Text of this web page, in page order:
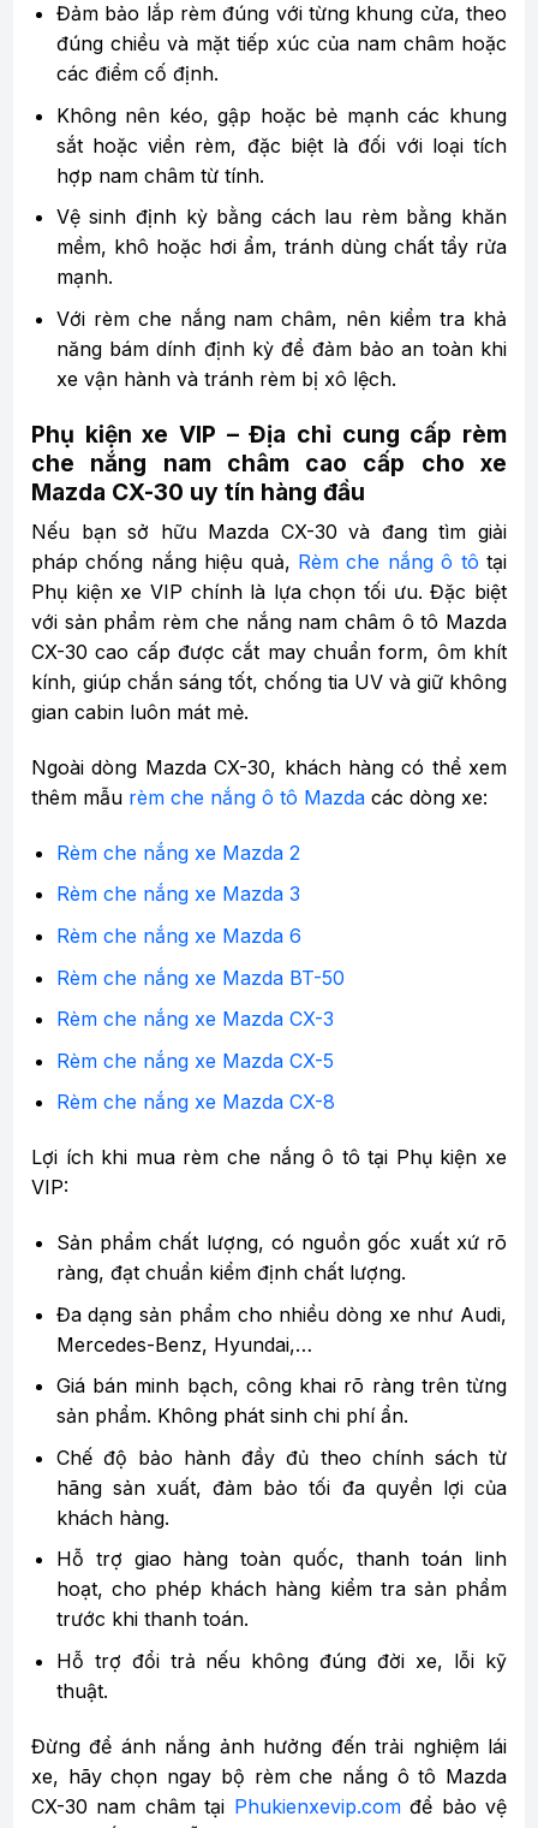
Đảm bảo lắp rèm đúng với từng khung cửa, theo
đúng chiều và mặt tiếp xúc của nam châm hoặc
các điểm cố định.
Không nên kéo, gập hoặc bẻ mạnh các khung
sắt hoặc viền rèm, đặc biệt là đối với loại tích
hợp nam châm từ tính.
Vệ sinh định kỳ bằng cách lau rèm bằng khăn
mềm, khô hoặc hơi ẩm, tránh dùng chất tẩy rửa
mạnh.
Với rèm che nắng nam châm, nên kiểm tra khả
năng bám dính định kỳ để đảm bảo an toàn khi
xe vận hành và tránh rèm bị xô lệch.
Phụ kiện xe VIP – Địa chỉ cung cấp rèm
che nắng nam châm cao cấp cho xe
Mazda CX-30 uy tín hàng đầu
Nếu bạn sở hữu Mazda CX-30 và đang tìm giải
pháp chống nắng hiệu quả, Rèm che nắng ô tô tại
Phụ kiện xe VIP chính là lựa chọn tối ưu. Đặc biệt
với sản phẩm rèm che nắng nam châm ô tô Mazda
CX-30 cao cấp được cắt may chuẩn form, ôm khít
kính, giúp chắn sáng tốt, chống tia UV và giữ không
gian cabin luôn mát mẻ.
Ngoài dòng Mazda CX-30, khách hàng có thể xem
thêm mẫu rèm che nắng ô tô Mazda các dòng xe:
Rèm che nắng xe Mazda 2
Rèm che nắng xe Mazda 3
Rèm che nắng xe Mazda 6
Rèm che nắng xe Mazda BT-50
Rèm che nắng xe Mazda CX-3
Rèm che nắng xe Mazda CX-5
Rèm che nắng xe Mazda CX-8
Lợi ích khi mua rèm che nắng ô tô tại Phụ kiện xe
VIP:
Sản phẩm chất lượng, có nguồn gốc xuất xứ rõ
ràng, đạt chuẩn kiểm định chất lượng.
Đa dạng sản phẩm cho nhiều dòng xe như Audi,
Mercedes-Benz, Hyundai,…
Giá bán minh bạch, công khai rõ ràng trên từng
sản phẩm. Không phát sinh chi phí ẩn.
Chế độ bảo hành đầy đủ theo chính sách từ
hãng sản xuất, đảm bảo tối đa quyền lợi của
khách hàng.
Hỗ trợ giao hàng toàn quốc, thanh toán linh
hoạt, cho phép khách hàng kiểm tra sản phẩm
trước khi thanh toán.
Hỗ trợ đổi trả nếu không đúng đời xe, lỗi kỹ
thuật.
Đừng để ánh nắng ảnh hưởng đến trải nghiệm lái
xe, hãy chọn ngay bộ rèm che nắng ô tô Mazda
CX-30 nam châm tại Phukienxevip.comđể bảo vệ